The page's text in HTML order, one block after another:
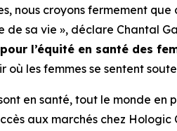
nous croyons fermement
sa vie », déclare Chantal
l’équité en santé des
les femmes se sentent
en santé, tout le monde
aux marchés chez